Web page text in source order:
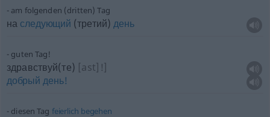
am folgenden (dritten) Tag
на следующий (третий)день
guten Tag!
здравствуй(те) [ast]!]
добрый день!
diesen Tag feierlich begehen